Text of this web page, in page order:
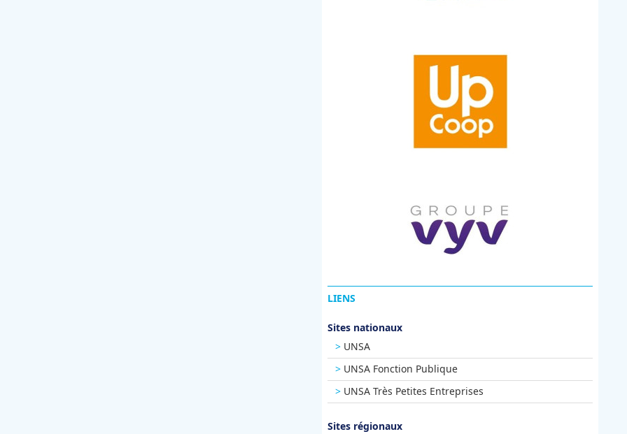
LIENS
Sites nationaux
UNSA
UNSA Fonction Publique
UNSA Très Petites Entreprises
Sites régionaux